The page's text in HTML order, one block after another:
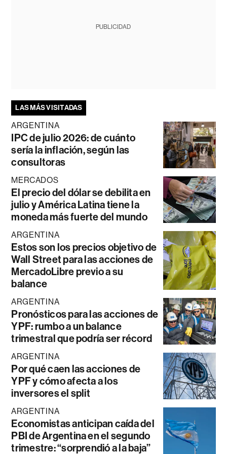
PUBLICIDAD
LAS MÁS VISITADAS
ARGENTINA
IPC de julio 2026: de cuánto
sería la inflación, según las
consultoras
MERCADOS
El precio del dólar se debilita en
julio y América Latina tiene la
moneda más fuerte del mundo
ARGENTINA
Estos son los precios objetivo de
Wall Street para las acciones de
MercadoLibre previo a su
balance
ARGENTINA
Pronósticos para las acciones de
YPF: rumbo a un balance
trimestral que podría ser récord
ARGENTINA
Por qué caen las acciones de
YPF y cómo afecta a los
inversores el split
ARGENTINA
Economistas anticipan caída del
PBI de Argentina en el segundo
trimestre: “sorprendió a la baja”